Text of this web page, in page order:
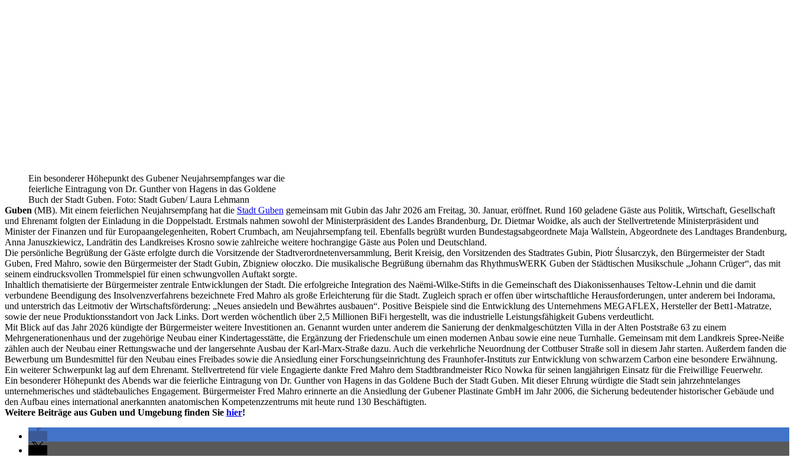
Ein besonderer Höhepunkt des Gubener Neujahrsempfanges war die
feierliche Eintragung von Dr. Gunther von Hagens in das Goldene
Buch der Stadt Guben. Foto: Stadt Guben/ Laura Lehmann
Guben (MB). Mit einem feierlichen Neujahrsempfang hat die Stadt Guben gemeinsam mit Gubin das Jahr 2026 am Freitag, 30. Januar, eröffnet. Rund 160 geladene Gäste aus Politik, Wirtschaft, Gesellschaft
und Ehrenamt folgten der Einladung in die Doppelstadt. Erstmals nahmen sowohl der Ministerpräsident des Landes Brandenburg, Dr. Dietmar Woidke, als auch der Stellvertretende Ministerpräsident und
Minister der Finanzen und für Europaangelegenheiten, Robert Crumbach, am Neujahrsempfang teil. Ebenfalls begrüßt wurden Bundestagsabgeordnete Maja Wallstein, Abgeordnete des Landtages Brandenburg,
Anna Januszkiewicz, Landrätin des Landkreises Krosno sowie zahlreiche weitere hochrangige Gäste aus Polen und Deutschland.
Die persönliche Begrüßung der Gäste erfolgte durch die Vorsitzende der Stadtverordnetenversammlung, Berit Kreisig, den Vorsitzenden des Stadtrates Gubin, Piotr Ślusarczyk, den Bürgermeister der Stadt
Guben, Fred Mahro, sowie den Bürgermeister der Stadt Gubin, Zbigniew ołoczko. Die musikalische Begrüßung übernahm das RhythmusWERK Guben der Städtischen Musikschule „Johann Crüger“, das mit
seinem eindrucksvollen Trommelspiel für einen schwungvollen Auftakt sorgte.
Inhaltlich thematisierte der Bürgermeister zentrale Entwicklungen der Stadt. Die erfolgreiche Integration des Naëmi-Wilke-Stifts in die Gemeinschaft des Diakonissenhauses Teltow-Lehnin und die damit
verbundene Beendigung des Insolvenzverfahrens bezeichnete Fred Mahro als große Erleichterung für die Stadt. Zugleich sprach er offen über wirtschaftliche Herausforderungen, unter anderem bei Indorama,
und unterstrich das Leitmotiv der Wirtschaftsförderung: „Neues ansiedeln und Bewährtes ausbauen“. Positive Beispiele sind die Entwicklung des Unternehmens MEGAFLEX, Hersteller der Bett1-Matratze,
sowie der neue Produktionsstandort von Jack Links. Dort werden wöchentlich über 2,5 Millionen BiFi hergestellt, was die industrielle Leistungsfähigkeit Gubens verdeutlicht.
Mit Blick auf das Jahr 2026 kündigte der Bürgermeister weitere Investitionen an. Genannt wurden unter anderem die Sanierung der denkmalgeschützten Villa in der Alten Poststraße 63 zu einem
Mehrgenerationenhaus und der zugehörige Neubau einer Kindertagesstätte, die Ergänzung der Friedenschule um einen modernen Anbau sowie eine neue Turnhalle. Gemeinsam mit dem Landkreis Spree-Neiße
zählen auch der Neubau einer Rettungswache und der langersehnte Ausbau der Karl-Marx-Straße dazu. Auch die verkehrliche Neuordnung der Cottbuser Straße soll in diesem Jahr starten. Außerdem fanden die
Bewerbung um Bundesmittel für den Neubau eines Freibades sowie die Ansiedlung einer Forschungseinrichtung des Fraunhofer-Instituts zur Entwicklung von schwarzem Carbon eine besondere Erwähnung.
Ein weiterer Schwerpunkt lag auf dem Ehrenamt. Stellvertretend für viele Engagierte dankte Fred Mahro dem Stadtbrandmeister Rico Nowka für seinen langjährigen Einsatz für die Freiwillige Feuerwehr.
Ein besonderer Höhepunkt des Abends war die feierliche Eintragung von Dr. Gunther von Hagens in das Goldene Buch der Stadt Guben. Mit dieser Ehrung würdigte die Stadt sein jahrzehntelanges
unternehmerisches und städtebauliches Engagement. Bürgermeister Fred Mahro erinnerte an die Ansiedlung der Gubener Plastinate GmbH im Jahr 2006, die Sicherung bedeutender historischer Gebäude und
den Aufbau eines international anerkannten anatomischen Kompetenzzentrums mit heute rund 130 Beschäftigten.
Weitere Beiträge aus Guben und Umgebung finden Sie hier!